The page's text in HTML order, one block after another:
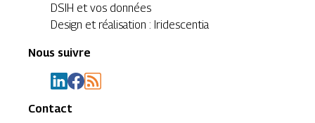
DSIH et vos données
Design et réalisation : Iridescentia
Nous suivre
Contact